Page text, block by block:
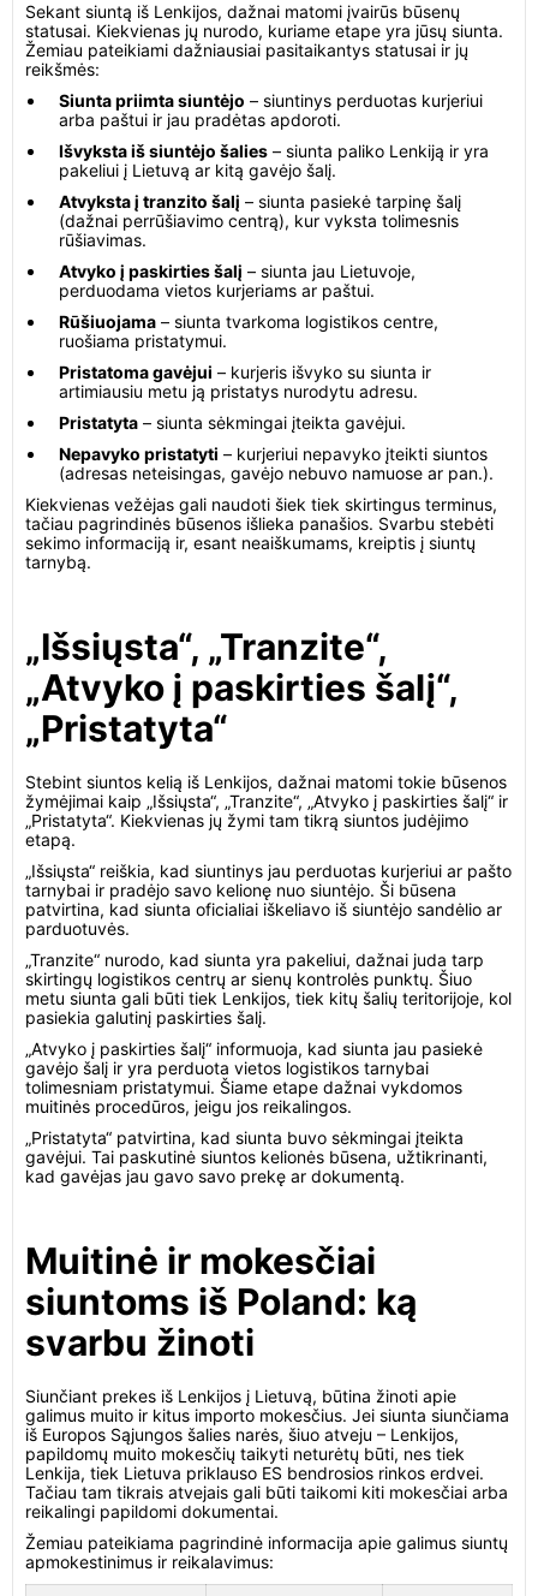
Sekant siuntą iš Lenkijos, dažnai matomi įvairūs būsenų
statusai. Kiekvienas jų nurodo, kuriame etape yra jūsų siunta.
Žemiau pateikiami dažniausiai pasitaikantys statusai ir jų
reikšmės:
Siunta priimta siuntėjo – siuntinys perduotas kurjeriui
arba paštui ir jau pradėtas apdoroti.
Išvyksta iš siuntėjo šalies – siunta paliko Lenkiją ir yra
pakeliui į Lietuvą ar kitą gavėjo šalį.
Atvyksta į tranzito šalį – siunta pasiekė tarpinę šalį
(dažnai perrūšiavimo centrą), kur vyksta tolimesnis
rūšiavimas.
Atvyko į paskirties šalį – siunta jau Lietuvoje,
perduodama vietos kurjeriams ar paštui.
Rūšiuojama – siunta tvarkoma logistikos centre,
ruošiama pristatymui.
Pristatoma gavėjui – kurjeris išvyko su siunta ir
artimiausiu metu ją pristatys nurodytu adresu.
Pristatyta – siunta sėkmingai įteikta gavėjui.
Nepavyko pristatyti – kurjeriui nepavyko įteikti siuntos
(adresas neteisingas, gavėjo nebuvo namuose ar pan.).
Kiekvienas vežėjas gali naudoti šiek tiek skirtingus terminus,
tačiau pagrindinės būsenos išlieka panašios. Svarbu stebėti
sekimo informaciją ir, esant neaiškumams, kreiptis į siuntų
tarnybą.
„Išsiųsta“, „Tranzite“,
„Atvyko į paskirties šalį“,
„Pristatyta“
Stebint siuntos kelią iš Lenkijos, dažnai matomi tokie būsenos
žymėjimai kaip „Išsiųsta“, „Tranzite“, „Atvyko į paskirties šalį“ ir
„Pristatyta“. Kiekvienas jų žymi tam tikrą siuntos judėjimo
etapą.
„Išsiųsta“ reiškia, kad siuntinys jau perduotas kurjeriui ar pašto
tarnybai ir pradėjo savo kelionę nuo siuntėjo. Ši būsena
patvirtina, kad siunta oficialiai iškeliavo iš siuntėjo sandėlio ar
parduotuvės.
„Tranzite“ nurodo, kad siunta yra pakeliui, dažnai juda tarp
skirtingų logistikos centrų ar sienų kontrolės punktų. Šiuo
metu siunta gali būti tiek Lenkijos, tiek kitų šalių teritorijoje, kol
pasiekia galutinį paskirties šalį.
„Atvyko į paskirties šalį“ informuoja, kad siunta jau pasiekė
gavėjo šalį ir yra perduota vietos logistikos tarnybai
tolimesniam pristatymui. Šiame etape dažnai vykdomos
muitinės procedūros, jeigu jos reikalingos.
„Pristatyta“ patvirtina, kad siunta buvo sėkmingai įteikta
gavėjui. Tai paskutinė siuntos kelionės būsena, užtikrinanti,
kad gavėjas jau gavo savo prekę ar dokumentą.
Muitinė ir mokesčiai
siuntoms iš Poland: ką
svarbu žinoti
Siunčiant prekes iš Lenkijos į Lietuvą, būtina žinoti apie
galimus muito ir kitus importo mokesčius. Jei siunta siunčiama
iš Europos Sąjungos šalies narės, šiuo atveju – Lenkijos,
papildomų muito mokesčių taikyti neturėtų būti, nes tiek
Lenkija, tiek Lietuva priklauso ES bendrosios rinkos erdvei.
Tačiau tam tikrais atvejais gali būti taikomi kiti mokesčiai arba
reikalingi papildomi dokumentai.
Žemiau pateikiama pagrindinė informacija apie galimus siuntų
apmokestinimus ir reikalavimus: